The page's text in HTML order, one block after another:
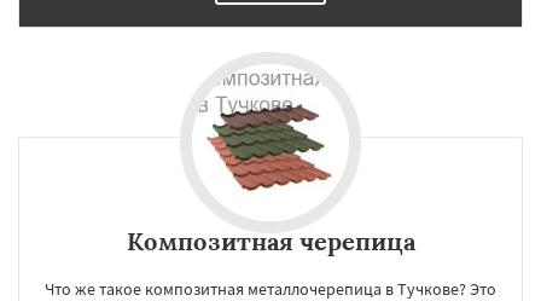
Композитная черепица
Что же такое композитная металлочерепица в Тучкове? Это